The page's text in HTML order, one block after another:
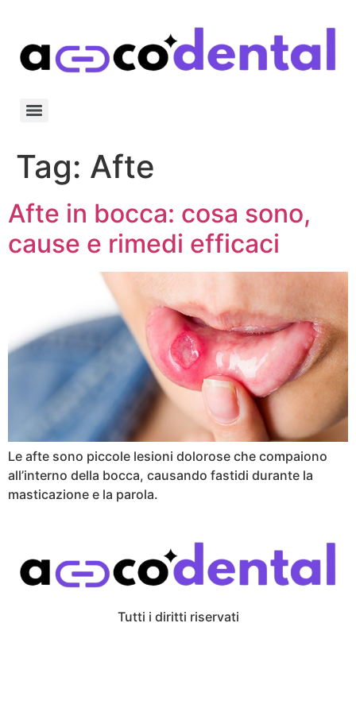
Tag: Afte
Afte in bocca: cosa sono,
cause e rimedi efficaci
Le afte sono piccole lesioni dolorose che compaiono
all’interno della bocca, causando fastidi durante la
masticazione e la parola.
Tutti i diritti riservati